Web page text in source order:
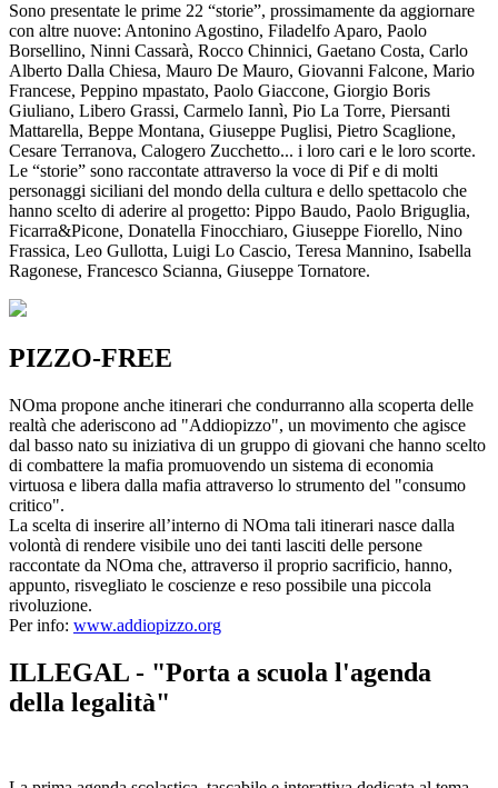
Sono presentate le prime 22 “storie”, prossimamente da aggiornare
con altre nuove: Antonino Agostino, Filadelfo Aparo, Paolo
Borsellino, Ninni Cassarà, Rocco Chinnici, Gaetano Costa, Carlo
Alberto Dalla Chiesa, Mauro De Mauro, Giovanni Falcone, Mario
Francese, Peppino mpastato, Paolo Giaccone, Giorgio Boris
Giuliano, Libero Grassi, Carmelo Iannì, Pio La Torre, Piersanti
Mattarella, Beppe Montana, Giuseppe Puglisi, Pietro Scaglione,
Cesare Terranova, Calogero Zucchetto... i loro cari e le loro scorte.
Le “storie” sono raccontate attraverso la voce di Pif e di molti
personaggi siciliani del mondo della cultura e dello spettacolo che
hanno scelto di aderire al progetto: Pippo Baudo, Paolo Briguglia,
Ficarra&Picone, Donatella Finocchiaro, Giuseppe Fiorello, Nino
Frassica, Leo Gullotta, Luigi Lo Cascio, Teresa Mannino, Isabella
Ragonese, Francesco Scianna, Giuseppe Tornatore.
PIZZO-FREE
NOma propone anche itinerari che condurranno alla scoperta delle
realtà che aderiscono ad "Addiopizzo", un movimento che agisce
dal basso nato su iniziativa di un gruppo di giovani che hanno scelto
di combattere la mafia promuovendo un sistema di economia
virtuosa e libera dalla mafia attraverso lo strumento del "consumo
critico".
La scelta di inserire all’interno di NOma tali itinerari nasce dalla
volontà di rendere visibile uno dei tanti lasciti delle persone
raccontate da NOma che, attraverso il proprio sacrificio, hanno,
appunto, risvegliato le coscienze e reso possibile una piccola
rivoluzione.
Per info: www.addiopizzo.org
ILLEGAL - "Porta a scuola l'agenda
della legalità"